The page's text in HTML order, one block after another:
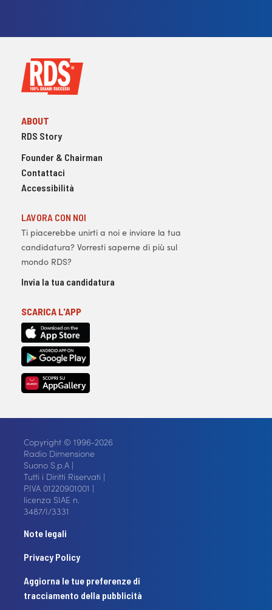
ABOUT
RDS Story
Founder & Chairman
Contattaci
Accessibilità
LAVORA CON NOI
Ti piacerebbe unirti a noi e inviare la tua
candidatura? Vorresti saperne di più sul
mondo RDS?
Invia la tua candidatura
SCARICA L'APP
Copyright © 1996-2026
Radio Dimensione
Suono S.p.A |
Tutti i Diritti Riservati |
P.IVA 01220901001 |
licenza SIAE n.
3487/I/3331
Note legali
Privacy Policy
Aggiorna le tue preferenze di
tracciamento della pubblicità